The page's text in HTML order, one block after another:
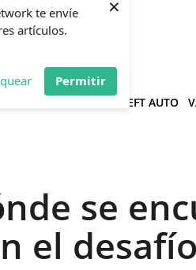
te envíe
artículos.
Permitir
×
GRAND THEFT AUTO
se
el